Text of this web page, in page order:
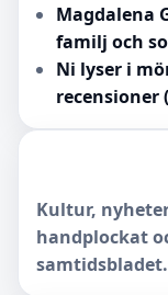
Magdalena
familj och
Ni lyser i
recensioner
Kultur,
handplockat